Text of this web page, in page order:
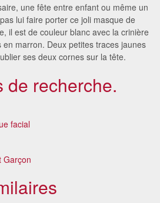
une fête entre enfant ou même un
lui faire porter ce joli masque de
il est de couleur blanc avec la crinière
marron. Deux petites traces jaunes
ses deux cornes sur la tête.
de recherche.
facial
Garçon